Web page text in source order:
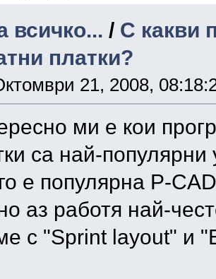
всичко... / С какви
платки?
21, 2008,
ми е кои
са най-
е популярна P-
аз работя най-
с "Sprint layout" и